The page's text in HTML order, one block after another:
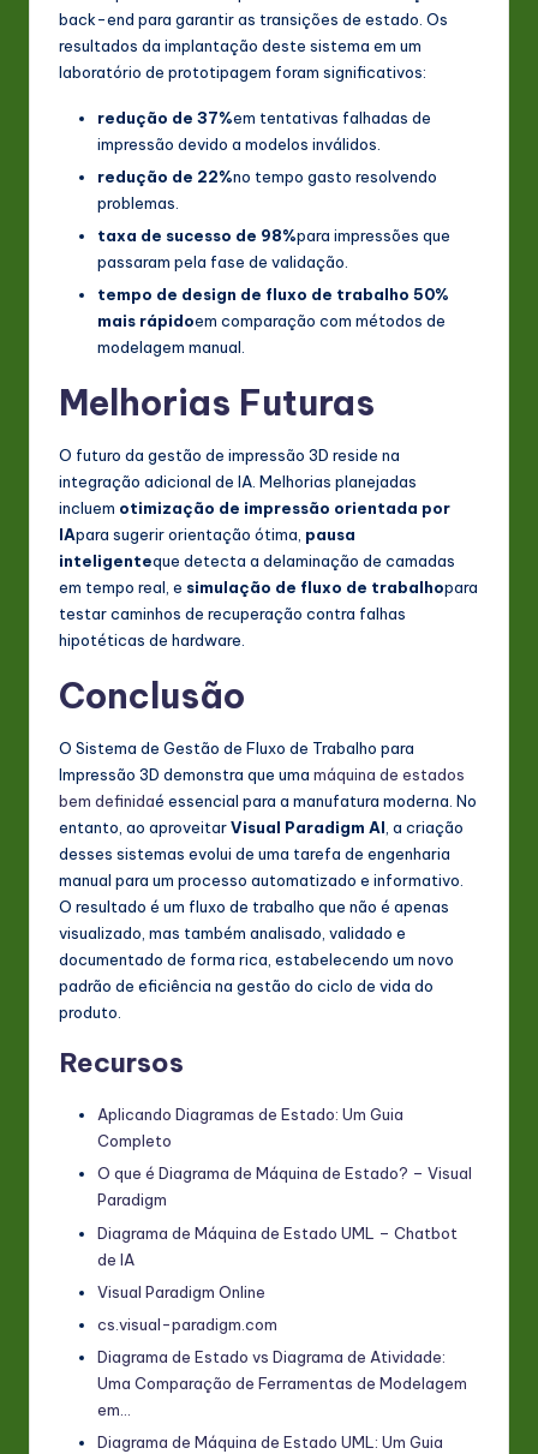
back-end para garantir as transições de estado. Os
resultados da implantação deste sistema em um
laboratório de prototipagem foram significativos:
redução de 37%em tentativas falhadas de
impressão devido a modelos inválidos.
redução de 22%no tempo gasto resolvendo
problemas.
taxa de sucesso de 98%para impressões que
passaram pela fase de validação.
tempo de design de fluxo de trabalho 50%
mais rápidoem comparação com métodos de
modelagem manual.
Melhorias Futuras
O futuro da gestão de impressão 3D reside na
integração adicional de IA. Melhorias planejadas
incluem otimização de impressão orientada por
IApara sugerir orientação ótima, pausa
inteligenteque detecta a delaminação de camadas
em tempo real, e simulação de fluxo de trabalhopara
testar caminhos de recuperação contra falhas
hipotéticas de hardware.
Conclusão
O Sistema de Gestão de Fluxo de Trabalho para
Impressão 3D demonstra que uma máquina de estados
bem definidaé essencial para a manufatura moderna. No
entanto, ao aproveitarVisual Paradigm AI, a criação
desses sistemas evolui de uma tarefa de engenharia
manual para um processo automatizado e informativo.
O resultado é um fluxo de trabalho que não é apenas
visualizado, mas também analisado, validado e
documentado de forma rica, estabelecendo um novo
padrão de eficiência na gestão do ciclo de vida do
produto.
Recursos
Aplicando Diagramas de Estado: Um Guia
Completo
O que é Diagrama de Máquina de Estado? – Visual
Paradigm
Diagrama de Máquina de Estado UML – Chatbot
de IA
Visual Paradigm Online
cs.visual-paradigm.com
Diagrama de Estado vs Diagrama de Atividade:
Uma Comparação de Ferramentas de Modelagem
em…
Diagrama de Máquina de Estado UML: Um Guia